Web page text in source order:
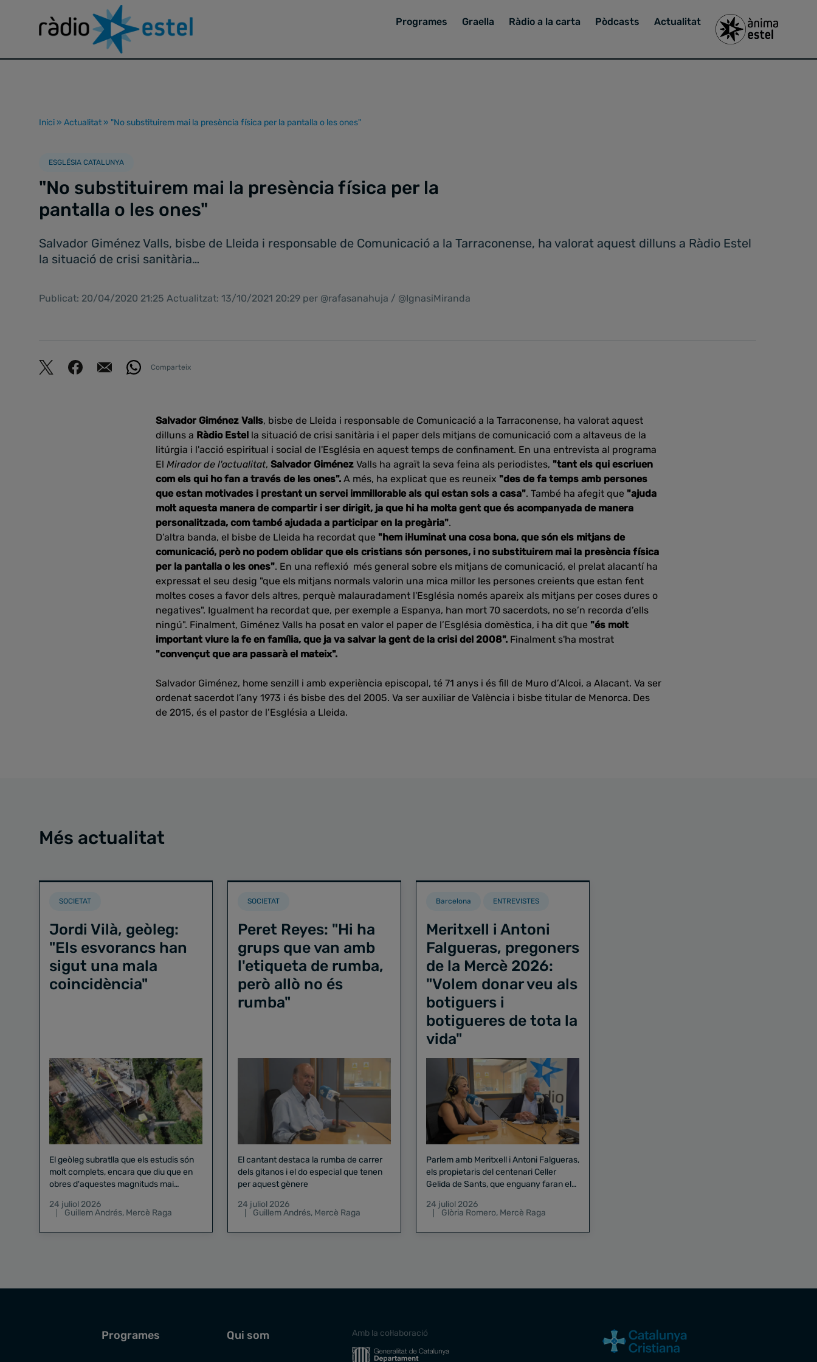
Programes Graella Ràdio a la carta Pòdcasts Actualitat
Inici » Actualitat » "No substituirem mai la presència física per la pantalla o les ones"
ESGLÉSIA CATALUNYA
"No substituirem mai la presència física per la
pantalla o les ones"
Salvador Giménez Valls, bisbe de Lleida i responsable de Comunicació a la Tarraconense, ha valorat aquest dilluns a Ràdio Estel
la situació de crisi sanitària…
Publicat: 20/04/2020 21:25 Actualitzat: 13/10/2021 20:29 per @rafasanahuja / @IgnasiMiranda
Comparteix
Salvador Giménez Valls, bisbe de Lleida i responsable de Comunicació a la Tarraconense, ha valorat aquest
dilluns a Ràdio Estel la situació de crisi sanitària i el paper dels mitjans de comunicació com a altaveus de la
litúrgia i l'acció espiritual i social de l'Església en aquest temps de confinament. En una entrevista al programa
El Mirador de l'actualitat, Salvador Giménez Valls ha agraït la seva feina als periodistes, "tant els qui escriuen
com els qui ho fan a través de les ones". A més, ha explicat que es reuneix "des de fa temps amb persones
que estan motivades i prestant un servei immillorable als qui estan sols a casa". També ha afegit que "ajuda
molt aquesta manera de compartir i ser dirigit, ja que hi ha molta gent que és acompanyada de manera
personalitzada, com també ajudada a participar en la pregària".
D’altra banda, el bisbe de Lleida ha recordat que "hem il·luminat una cosa bona, que són els mitjans de
comunicació, però no podem oblidar que els cristians són persones, i no substituirem mai la presència física
per la pantalla o les ones". En una reflexió més general sobre els mitjans de comunicació, el prelat alacantí ha
expressat el seu desig "que els mitjans normals valorin una mica millor les persones creients que estan fent
moltes coses a favor dels altres, perquè malauradament l'Església només apareix als mitjans per coses dures o
negatives". Igualment ha recordat que, per exemple a Espanya, han mort 70 sacerdots, no se’n recorda d’ells
ningú". Finalment, Giménez Valls ha posat en valor el paper de l’Església domèstica, i ha dit que "és molt
important viure la fe en família, que ja va salvar la gent de la crisi del 2008". Finalment s'ha mostrat
"convençut que ara passarà el mateix".
Salvador Giménez, home senzill i amb experiència episcopal, té 71 anys i és fill de Muro d’Alcoi, a Alacant. Va ser
ordenat sacerdot l’any 1973 i és bisbe des del 2005. Va ser auxiliar de València i bisbe titular de Menorca. Des
de 2015, és el pastor de l’Església a Lleida.
Més actualitat
SOCIETAT
Jordi Vilà, geòleg:
"Els esvorancs han
sigut una mala
coincidència"
El geòleg subratlla que els estudis són
molt complets, encara que diu que en
obres d'aquestes magnituds mai
24 juliol 2026
Guillem Andrés, Mercè Raga
SOCIETAT
Peret Reyes: "Hi ha
grups que van amb
l'etiqueta de rumba,
però allò no és
rumba"
El cantant destaca la rumba de carrer
dels gitanos i el do especial que tenen
per aquest gènere
24 juliol 2026
Guillem Andrés, Mercè Raga
Barcelona ENTREVISTES
Meritxell i Antoni
Falgueras, pregoners
de la Mercè 2026:
"Volem donar veu als
botiguers i
botigueres de tota la
vida"
Parlem amb Meritxell i Antoni Falgueras,
els propietaris del centenari Celler
Gelida de Sants, que enguany faran el
24 juliol 2026
Glòria Romero, Mercè Raga
Programes Qui som Amb la col·laboració